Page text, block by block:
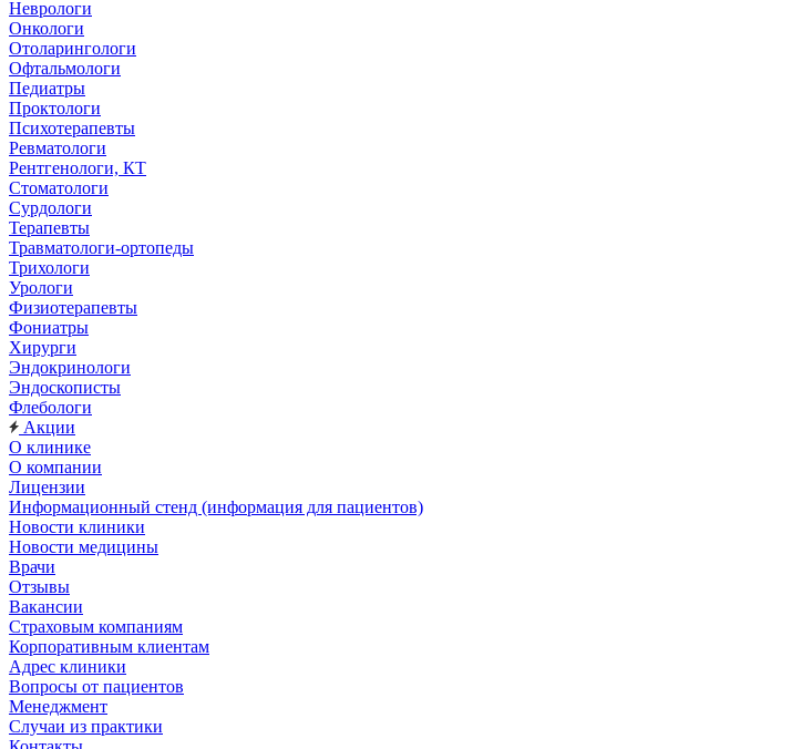
Неврологи
Онкологи
Отоларингологи
Офтальмологи
Педиатры
Проктологи
Психотерапевты
Ревматологи
Рентгенологи, КТ
Стоматологи
Сурдологи
Терапевты
Травматологи-ортопеды
Трихологи
Урологи
Физиотерапевты
Фониатры
Хирурги
Эндокринологи
Эндоскописты
Флебологи
Акции
О клинике
О компании
Лицензии
Информационный стенд (информация для пациентов)
Новости клиники
Новости медицины
Врачи
Отзывы
Вакансии
Страховым компаниям
Корпоративным клиентам
Адрес клиники
Вопросы от пациентов
Менеджмент
Случаи из практики